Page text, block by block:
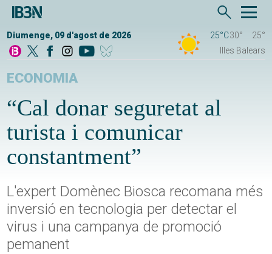
Diumenge, 09 d'agost de 2026 25°C30°
25°
Illes Balears
ECONOMIA
“Cal donar seguretat al
turista i comunicar
constantment”
L'expert Domènec Biosca recomana més
inversió en tecnologia per detectar el
virus i una campanya de promoció
pemanent